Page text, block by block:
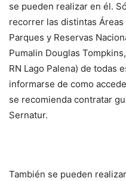
se pueden realizar en él.
recorrer las distintas
Parques y Reservas
Pumalin Douglas
RN Lago Palena) de todas
informarse de como
se recomienda contratar
Sernatur.
También se pueden